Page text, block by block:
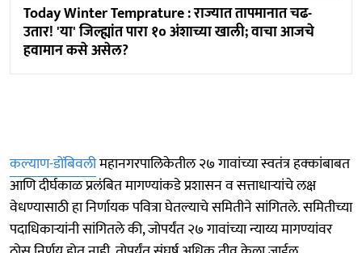
Today Winter Temprature : राज्यात तापमानात चढ-
उतार! 'या' जिल्ह्यांत पारा १० अंशाच्या खाली; वाचा आजचे
हवामान कसे असेल?
कल्याण-डोंबिवलीमहानगरपालिकेतील २७ गावांच्या स्वतंत्र हक्कांबाबत
आणि दीर्घकाळ प्रलंबित मागण्यांकडे प्रशासन व सत्ताधाऱ्यांचे लक्ष
वेधण्यासाठी हा निर्णायक पवित्रा घेतल्याचे समितीने सांगितले. समितीच्या
पदाधिकाऱ्यांनी सांगितले की, जोपर्यंत २७ गावांच्या न्याय्य मागण्यांवर